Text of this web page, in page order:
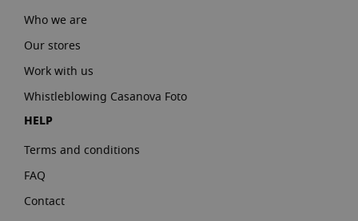
Who we are
Our stores
Work with us
Whistleblowing Casanova Foto
HELP
Terms and conditions
FAQ
Contact